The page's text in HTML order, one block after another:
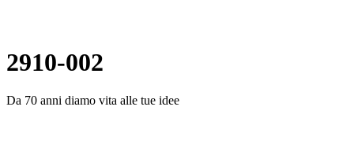
2910-002
Da 70 anni diamo vita alle tue idee